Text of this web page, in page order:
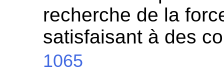
recherche de la
satisfaisant à des
1065